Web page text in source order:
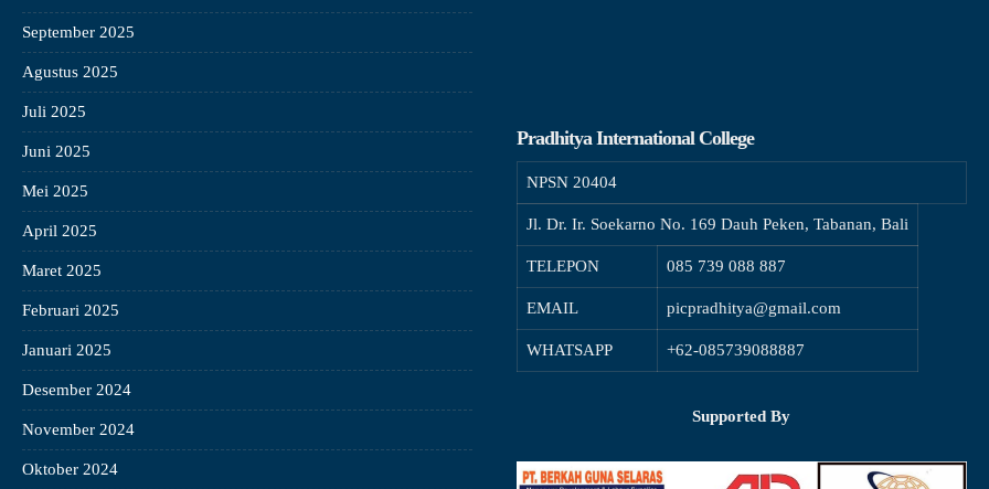
September 2025
Agustus 2025
Juli 2025
Juni 2025
Mei 2025
April 2025
Maret 2025
Februari 2025
Januari 2025
Desember 2024
November 2024
Oktober 2024
Pradhitya International College
NPSN 20404
Jl. Dr. Ir. Soekarno No. 169 Dauh Peken, Tabanan, Bali
TELEPON 085 739 088 887
EMAIL picpradhitya@gmail.com
WHATSAPP +62-085739088887
Supported By